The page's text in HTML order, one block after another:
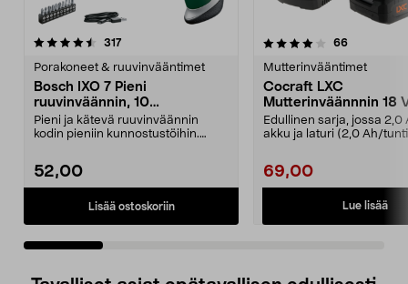
317arvostelut
Porakoneet & ruuvinvääntimet
Bosch IXO 7 Pieni
ruuvinväännin, 10
ruuvauskärkeä, ladattava
Pieni ja kätevä ruuvinväännin
kodin pieniin kunnostustöihin.
52,00
Lisää ostoskoriin
4.0 viidestä
66arvostelut
Mutterinvääntimet
Cocraft LXC
Mutterinväännnin 18
mukana akku,
Edullinen sarja, jossa 2,0
akku ja laturi (2,0 Ah/
69,00
Lue lisää
4.5 viidestä